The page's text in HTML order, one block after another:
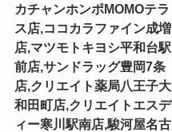
カチャンホンポMOMOテラ
ス店,ココカラファイン成増
店,マツモトキヨシ平和台駅
前店,サンドラッグ豊岡7条
店,クリエイト薬局八王子大
和田町店,クリエイトエスデ
ィー寒川駅南店,駿河屋名古